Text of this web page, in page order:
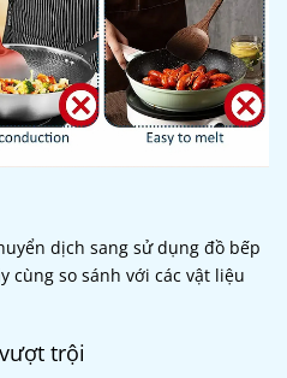
dịch sang sử dụng đồ bếp
cùng so sánh với các vật liệu
trội